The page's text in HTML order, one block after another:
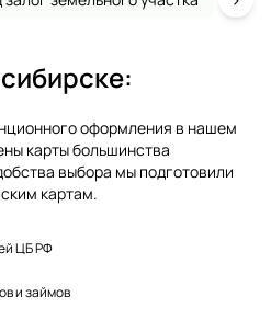
:
оформления в нашем
карты большинства
выбора мы подготовили
картам.
ЦБ РФ
и займов